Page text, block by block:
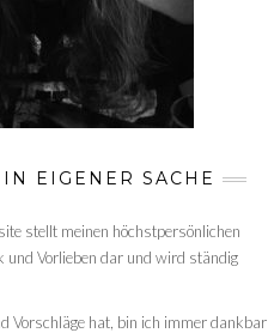
IN EIGENER SACHE
stellt meinen höchstpersönlichen
und Vorlieben dar und wird ständig
Vorschläge hat, bin ich immer dankbar